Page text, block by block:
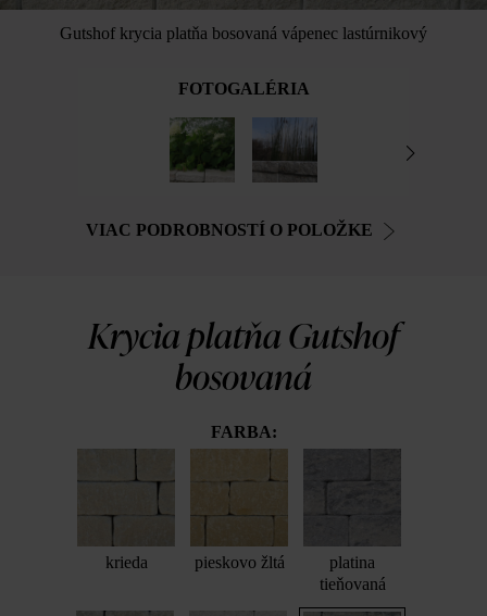
Gutshof krycia platňa bosovaná vápenec lastúrnikový
FOTOGALÉRIA
VIAC PODROBNOSTÍ O POLOŽKE
Krycia platňa Gutshof
bosovaná
FARBA:
krieda pieskovo žltá
platina
tieňovaná